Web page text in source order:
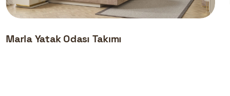
Marla Yatak Odası Takımı